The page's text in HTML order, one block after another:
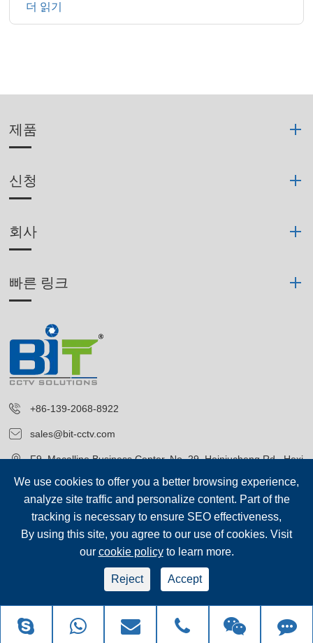
더 읽기
제품
신청
회사
빠른 링크
+86-139-2068-8922
sales@bit-cctv.com
F9, Macalline Business Center, No. 29, Heiniucheng Rd., Hexi
District, Tianjin, China
Blue Icon (Tianjin) Technology Co., Ltd.
시테 맵 | 개인 정보 보호 정책
We use cookies to offer you a better browsing experience,
analyze site traffic and personalize content. Part of the
tracking is necessary to ensure SEO effectiveness,
By using this site, you agree to our use of cookies. Visit
our cookie policyto learn more.
Reject Accept